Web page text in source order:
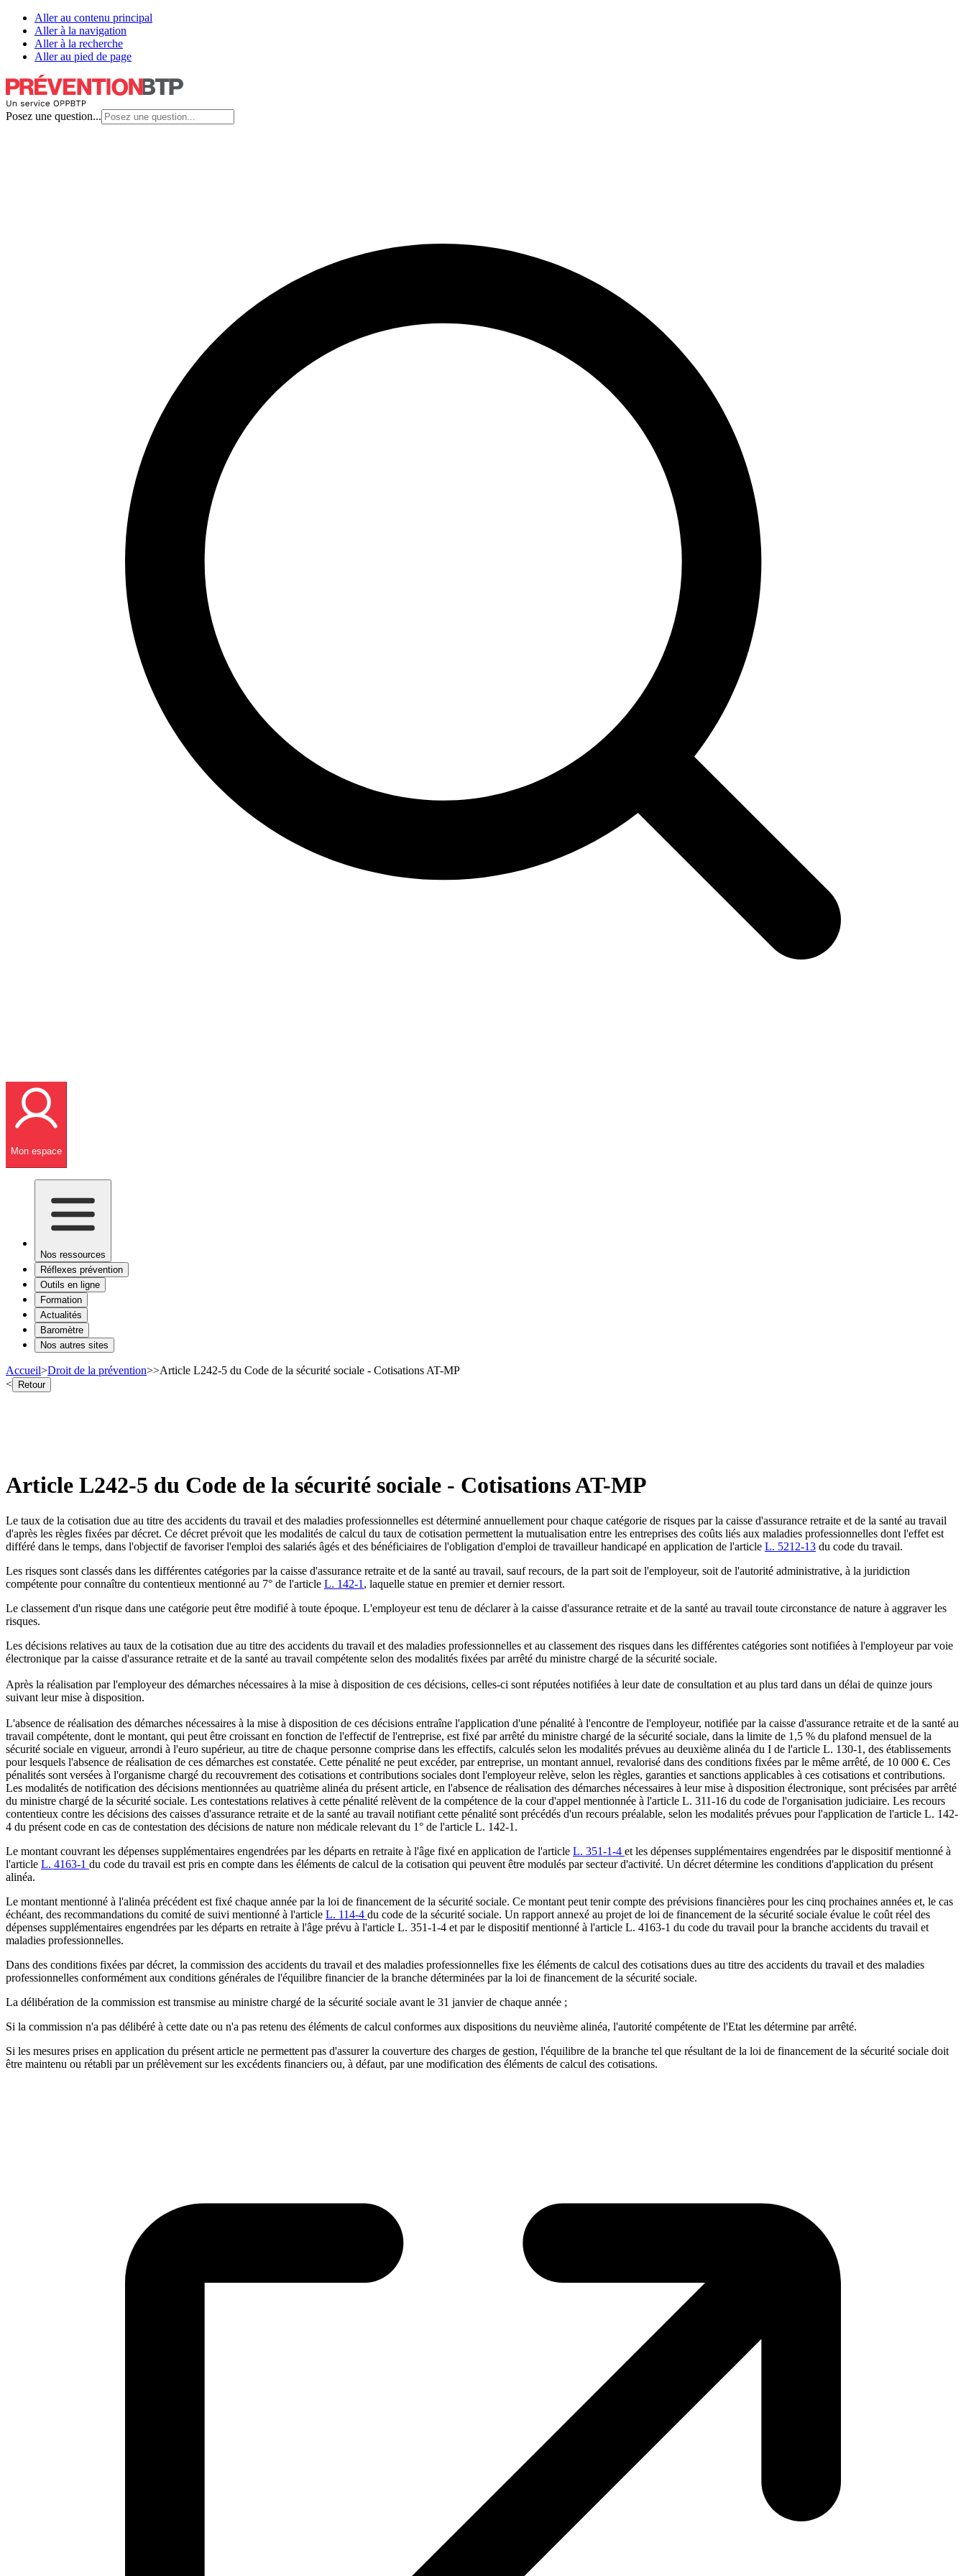
Aller au contenu principal
Aller à la navigation
Aller à la recherche
Aller au pied de page
Posez une question...
Mon espace
Nos ressources
Réflexes prévention
Outils en ligne
Formation
Actualités
Baromètre
Nos autres sites
Accueil>Droit de la prévention>>Article L242-5 du Code de la sécurité sociale - Cotisations AT-MP
< Retour
Article L242-5 du Code de la sécurité sociale - Cotisations AT-MP
Le taux de la cotisation due au titre des accidents du travail et des maladies professionnelles est déterminé annuellement pour chaque catégorie de risques par la caisse d'assurance retraite et de la santé au travail
d'après les règles fixées par décret. Ce décret prévoit que les modalités de calcul du taux de cotisation permettent la mutualisation entre les entreprises des coûts liés aux maladies professionnelles dont l'effet est
différé dans le temps, dans l'objectif de favoriser l'emploi des salariés âgés et des bénéficiaires de l'obligation d'emploi de travailleur handicapé en application de l'article L. 5212-13 du code du travail.
Les risques sont classés dans les différentes catégories par la caisse d'assurance retraite et de la santé au travail, sauf recours, de la part soit de l'employeur, soit de l'autorité administrative, à la juridiction
compétente pour connaître du contentieux mentionné au 7° de l'article L. 142-1 , laquelle statue en premier et dernier ressort.
Le classement d'un risque dans une catégorie peut être modifié à toute époque. L'employeur est tenu de déclarer à la caisse d'assurance retraite et de la santé au travail toute circonstance de nature à aggraver les
risques.
Les décisions relatives au taux de la cotisation due au titre des accidents du travail et des maladies professionnelles et au classement des risques dans les différentes catégories sont notifiées à l'employeur par voie
électronique par la caisse d'assurance retraite et de la santé au travail compétente selon des modalités fixées par arrêté du ministre chargé de la sécurité sociale.
Après la réalisation par l'employeur des démarches nécessaires à la mise à disposition de ces décisions, celles-ci sont réputées notifiées à leur date de consultation et au plus tard dans un délai de quinze jours
suivant leur mise à disposition.
L'absence de réalisation des démarches nécessaires à la mise à disposition de ces décisions entraîne l'application d'une pénalité à l'encontre de l'employeur, notifiée par la caisse d'assurance retraite et de la santé au
travail compétente, dont le montant, qui peut être croissant en fonction de l'effectif de l'entreprise, est fixé par arrêté du ministre chargé de la sécurité sociale, dans la limite de 1,5 % du plafond mensuel de la
sécurité sociale en vigueur, arrondi à l'euro supérieur, au titre de chaque personne comprise dans les effectifs, calculés selon les modalités prévues au deuxième alinéa du I de l'article L. 130-1, des établissements
pour lesquels l'absence de réalisation de ces démarches est constatée. Cette pénalité ne peut excéder, par entreprise, un montant annuel, revalorisé dans des conditions fixées par le même arrêté, de 10 000 €. Ces
pénalités sont versées à l'organisme chargé du recouvrement des cotisations et contributions sociales dont l'employeur relève, selon les règles, garanties et sanctions applicables à ces cotisations et contributions.
Les modalités de notification des décisions mentionnées au quatrième alinéa du présent article, en l'absence de réalisation des démarches nécessaires à leur mise à disposition électronique, sont précisées par arrêté
du ministre chargé de la sécurité sociale. Les contestations relatives à cette pénalité relèvent de la compétence de la cour d'appel mentionnée à l'article L. 311-16 du code de l'organisation judiciaire. Les recours
contentieux contre les décisions des caisses d'assurance retraite et de la santé au travail notifiant cette pénalité sont précédés d'un recours préalable, selon les modalités prévues pour l'application de l'article L. 142-
4 du présent code en cas de contestation des décisions de nature non médicale relevant du 1° de l'article L. 142-1.
Le montant couvrant les dépenses supplémentaires engendrées par les départs en retraite à l'âge fixé en application de l'article L. 351-1-4 et les dépenses supplémentaires engendrées par le dispositif mentionné à
l'article L. 4163-1 du code du travail est pris en compte dans les éléments de calcul de la cotisation qui peuvent être modulés par secteur d'activité. Un décret détermine les conditions d'application du présent
alinéa.
Le montant mentionné à l'alinéa précédent est fixé chaque année par la loi de financement de la sécurité sociale. Ce montant peut tenir compte des prévisions financières pour les cinq prochaines années et, le cas
échéant, des recommandations du comité de suivi mentionné à l'article L. 114-4 du code de la sécurité sociale. Un rapport annexé au projet de loi de financement de la sécurité sociale évalue le coût réel des
dépenses supplémentaires engendrées par les départs en retraite à l'âge prévu à l'article L. 351-1-4 et par le dispositif mentionné à l'article L. 4163-1 du code du travail pour la branche accidents du travail et
maladies professionnelles.
Dans des conditions fixées par décret, la commission des accidents du travail et des maladies professionnelles fixe les éléments de calcul des cotisations dues au titre des accidents du travail et des maladies
professionnelles conformément aux conditions générales de l'équilibre financier de la branche déterminées par la loi de financement de la sécurité sociale.
La délibération de la commission est transmise au ministre chargé de la sécurité sociale avant le 31 janvier de chaque année ;
Si la commission n'a pas délibéré à cette date ou n'a pas retenu des éléments de calcul conformes aux dispositions du neuvième alinéa, l'autorité compétente de l'Etat les détermine par arrêté.
Si les mesures prises en application du présent article ne permettent pas d'assurer la couverture des charges de gestion, l'équilibre de la branche tel que résultant de la loi de financement de la sécurité sociale doit
être maintenu ou rétabli par un prélèvement sur les excédents financiers ou, à défaut, par une modification des éléments de calcul des cotisations.